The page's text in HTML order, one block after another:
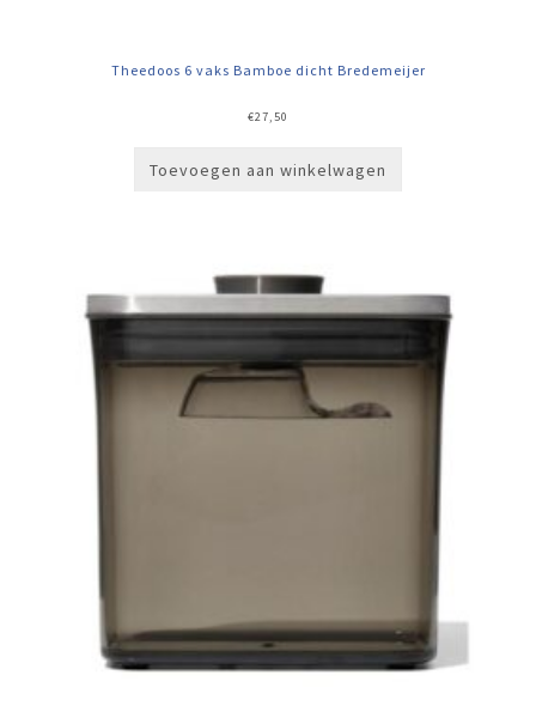
Theedoos 6 vaks Bamboe dicht Bredemeijer
€27,50
Toevoegen aan winkelwagen